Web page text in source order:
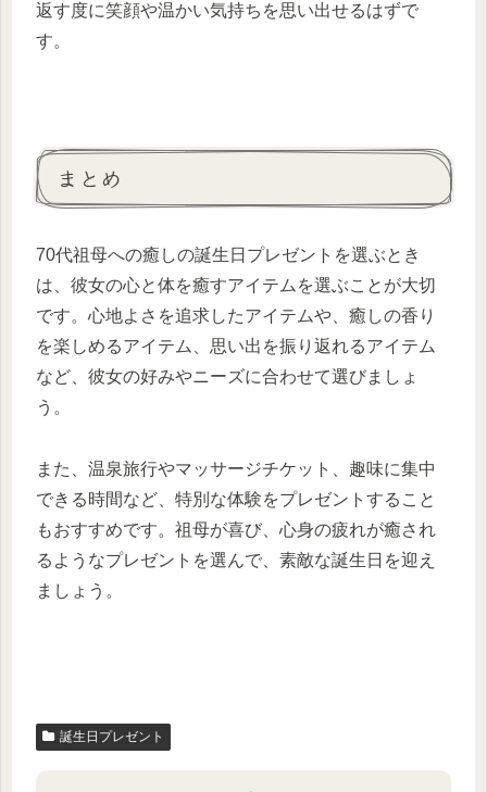
返す度に笑顔や温かい気持ちを思い出せるはずで
す。
まとめ
70代祖母への癒しの誕生日プレゼントを選ぶとき
は、彼女の心と体を癒すアイテムを選ぶことが大切
です。心地よさを追求したアイテムや、癒しの香り
を楽しめるアイテム、思い出を振り返れるアイテム
など、彼女の好みやニーズに合わせて選びましょ
う。
また、温泉旅行やマッサージチケット、趣味に集中
できる時間など、特別な体験をプレゼントすること
もおすすめです。祖母が喜び、心身の疲れが癒され
るようなプレゼントを選んで、素敵な誕生日を迎え
ましょう。
誕生日プレゼント